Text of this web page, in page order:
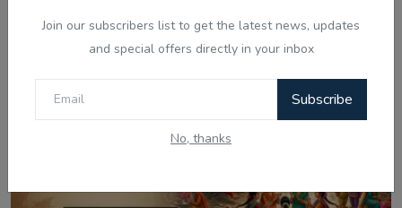
Join our subscribers list to get the latest news, updates
and special offers directly in your inbox
Subscribe
No, thanks